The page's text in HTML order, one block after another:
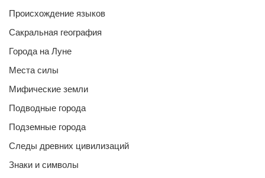
Происхождение языков
Сакральная география
Города на Луне
Места силы
Мифические земли
Подводные города
Подземные города
Следы древних цивилизаций
Знаки и символы